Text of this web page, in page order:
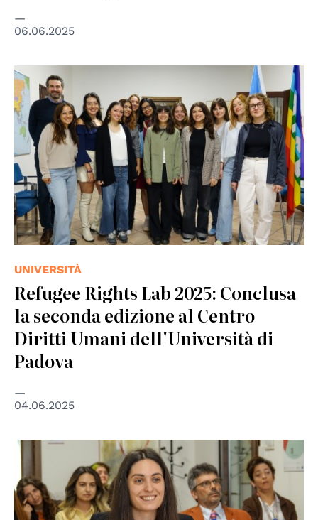
06.06.2025
UNIVERSITÀ
Refugee Rights Lab 2025: Conclusa
la seconda edizione al Centro
Diritti Umani dell'Università di
Padova
04.06.2025